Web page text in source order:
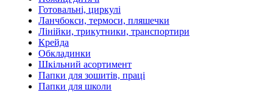
Готовальні, циркулі
Ланчбокси, термоси, пляшечки
Лінійки, трикутники, транспортири
Крейда
Обкладинки
Шкільний асортимент
Папки для зошитів, праці
Папки для школи